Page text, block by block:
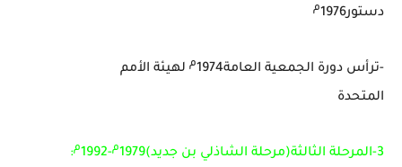
دستور1976 م
-ترأس دورة الجمعية العامة1974 م لهيئة الأمم
المتحدة
3-المرحلة الثالثة(مرحلة الشاذلي بن جديد)1979 م-1992 م: